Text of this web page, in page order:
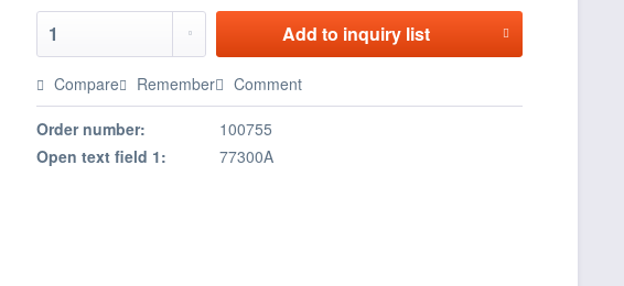
Add to inquiry list
Compare Remember Comment
Order number:
100755
Open text field 1:
77300A